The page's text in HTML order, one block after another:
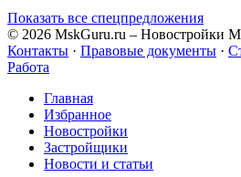
Показать все спецпредложения
© 2026 MskGuru.ru – Новостройки
Контакты · Правовые документы ·
Работа
Главная
Избранное
Новостр ойки
Застройщики
Новости и статьи